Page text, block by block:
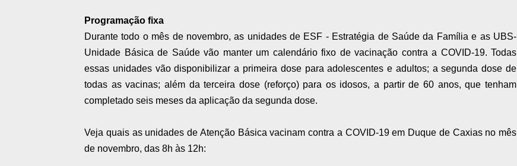
Programação fixa
Durante todo o mês de novembro, as unidades de ESF - Estratégia de Saúde da Família e as UBS-
Unidade Básica de Saúde vão manter um calendário fixo de vacinação contra a COVID-19. Todas
essas unidades vão disponibilizar a primeira dose para adolescentes e adultos; a segunda dose de
todas as vacinas; além da terceira dose (reforço) para os idosos, a partir de 60 anos, que tenham
completado seis meses da aplicação da segunda dose.
Veja quais as unidades de Atenção Básica vacinam contra a COVID-19 em Duque de Caxias no mês
de novembro, das 8h às 12h: